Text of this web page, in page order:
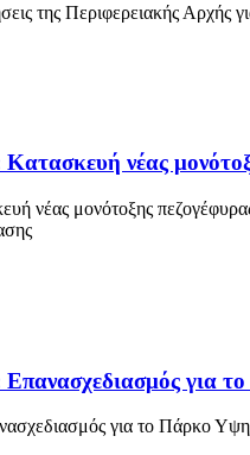
της Περιφερειακής Αρχής
νέας
νέας μονότοξης
για το
για το Πάρκο